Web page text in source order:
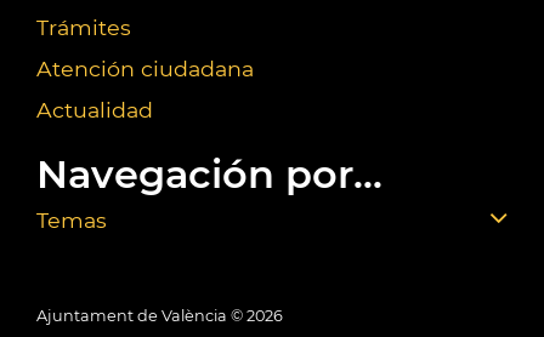
Trámites
Atención ciudadana
Actualidad
Navegación por...
Temas
Ajuntament de València © 2026